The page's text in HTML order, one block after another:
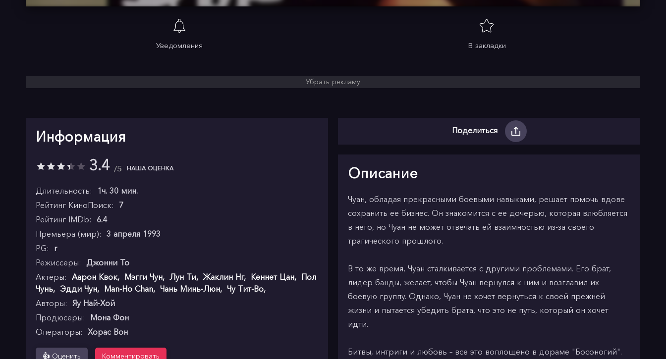
Уведомления В закладки
Убрать рекламу
Информация
3.4 5 НАША ОЦЕНКА
Длительность:
1ч. 30 мин.
Рейтинг КиноПоиск:
7
Рейтинг IMDb:
6.4
Премьера (мир): 3 апреля 1993
PG:
r
Режиссеры: Джонни То
Актеры: Аарон Квок, Мэгги Чун, Лун Ти, Жаклин Нг, Кеннет Цан, Пол
Чунь, Эдди Чун, Man-Ho Chan, Чань Минь-Люн, Чу Тит-Во,
Авторы: Яу Най-Хой
Продюсеры:
Мона Фон
Операторы: Хорас Вон
👍 Оценить Комментировать
Поделиться
Описание
Чуан, обладая прекрасными боевыми навыками, решает помочь вдове
сохранить ее бизнес. Он знакомится с ее дочерью, которая влюбляется
в него, но Чуан не может отвечать ей взаимностью из-за своего
трагического прошлого.
В то же время, Чуан сталкивается с другими проблемами. Его брат,
лидер банды, желает, чтобы Чуан вернулся к ним и возглавил их
боевую группу. Однако, Чуан не хочет вернуться к своей прежней
жизни и пытается убедить брата, что это не путь, который он хочет
идти.
Битвы, интриги и любовь – все это воплощено в дораме "Босоногий".